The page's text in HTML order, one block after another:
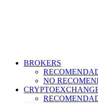
BROKERS
NO